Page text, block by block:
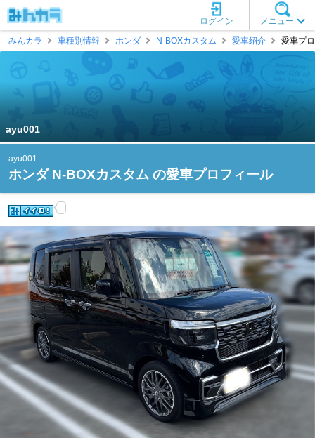
メニュー
ログイン
みんカラ
車種別情報 ホンダ N-BOXカスタム 愛車紹介 愛車プ
ayu001
ayu001
ホンダ N-BOXカスタム の愛車プロフィール